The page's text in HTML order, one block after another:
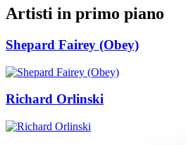
Artisti in primo piano
Shepard Fairey (Obey)
Richard Orlinski